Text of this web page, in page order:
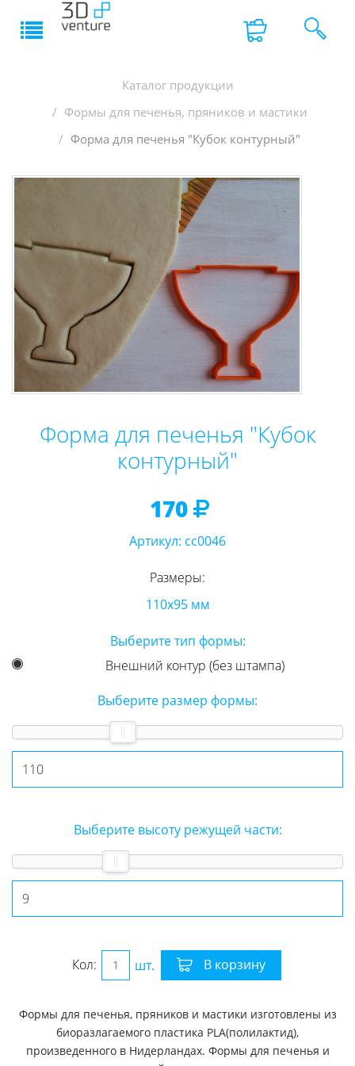
Каталог продукции
Формы для печенья, пряников и мастики
Форма для печенья "Кубок контурный"
Форма для печенья "Кубок
контурный"
170
Артикул: cc0046
Размеры:
110х95 мм
Выберите тип формы:
Внешний контур (без штампа)
Выберите размер формы:
Выберите высоту режущей части:
Кол: шт. В корзину
Формы для печенья, пряников и мастики изготовлены из
биоразлагаемого пластика PLA(полилактид),
произведенного в Нидерландах. Формы для печенья и